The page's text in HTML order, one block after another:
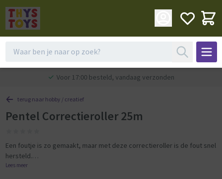
Voor 17:00 besteld, vandaag verzonden
terug naar hobby / creatief
Pentel Correctieroller 25m
Een foutje is zo gemaakt, maar met deze correctieroller is de fout snel
hersteld.
Lees meer